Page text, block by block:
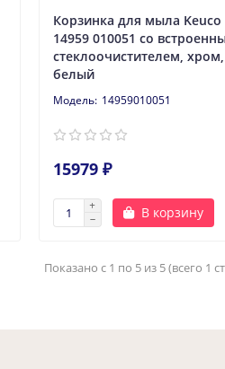
Корзинка для мыла Keuco
14959 010051 со
стеклоочистителем, хром,
белый
14959010051
15979 ₽
В корзину
Показано с 1 по 5 из 5 (всего 1